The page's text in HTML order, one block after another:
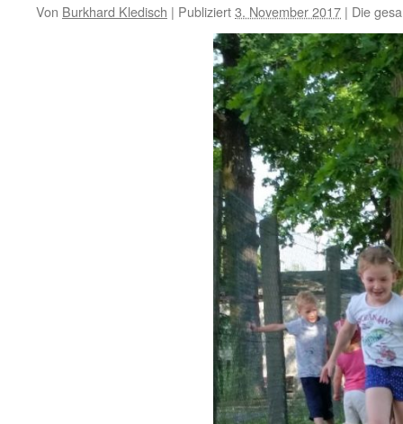
Von Burkhard Kledisch | Publiziert3. November 2017 | Die